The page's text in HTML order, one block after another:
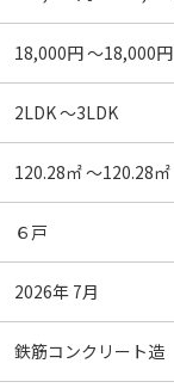
18,000円 〜18,000円
2LDK 〜3LDK
120.28㎡ 〜120.28㎡
６戸
2026年 7月
鉄筋コンクリート造